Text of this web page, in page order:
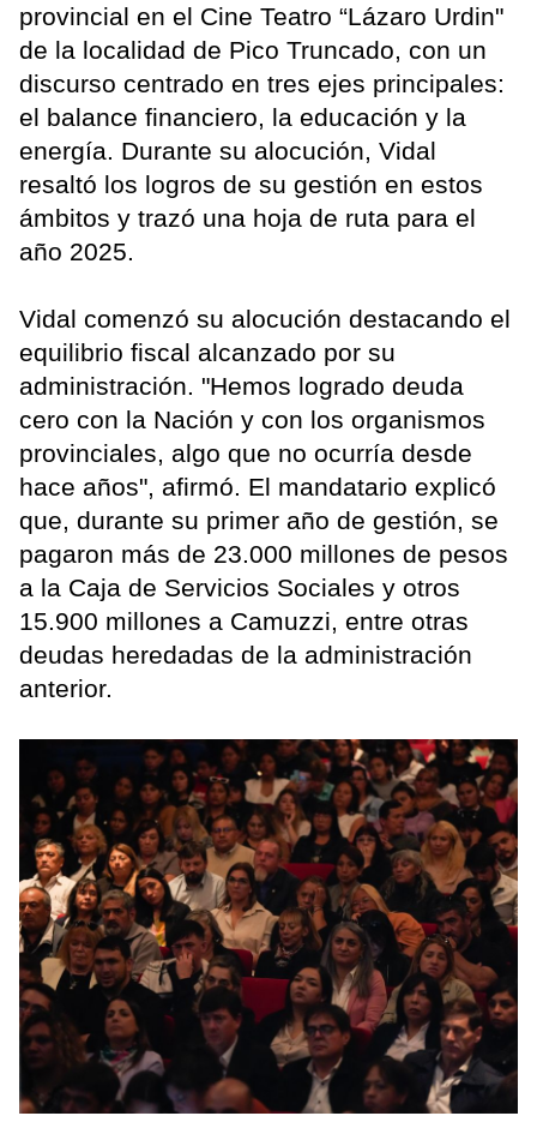
provincial en el Cine Teatro “Lázaro Urdin"
de la localidad de Pico Truncado, con un
discurso centrado en tres ejes principales:
el balance financiero, la educación y la
energía. Durante su alocución, Vidal
resaltó los logros de su gestión en estos
ámbitos y trazó una hoja de ruta para el
año 2025.
Vidal comenzó su alocución destacando el
equilibrio fiscal alcanzado por su
administración. "Hemos logrado deuda
cero con la Nación y con los organismos
provinciales, algo que no ocurría desde
hace años", afirmó. El mandatario explicó
que, durante su primer año de gestión, se
pagaron más de 23.000 millones de pesos
a la Caja de Servicios Sociales y otros
15.900 millones a Camuzzi, entre otras
deudas heredadas de la administración
anterior.